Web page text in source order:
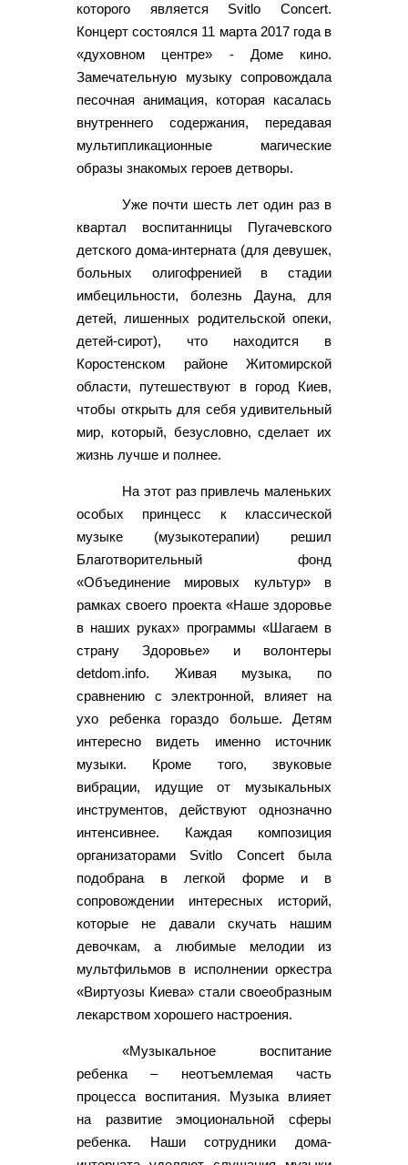
которого является Svitlo Concert.
Концерт состоялся 11 марта 2017 года в
«духовном центре» - Доме кино.
Замечательную музыку сопровождала
песочная анимация, которая касалась
внутреннего содержания, передавая
мультипликационные магические
образы знакомых героев детворы.
Уже почти шесть лет один раз в
квартал воспитанницы Пугачевского
детского дома-интерната (для девушек,
больных олигофренией в стадии
имбецильности, болезнь Дауна, для
детей, лишенных родительской опеки,
детей-сирот), что находится в
Коростенском районе Житомирской
области, путешествуют в город Киев,
чтобы открыть для себя удивительный
мир, который, безусловно, сделает их
жизнь лучше и полнее.
На этот раз привлечь маленьких
особых принцесс к классической
музыке (музыкотерапии) решил
Благотворительный фонд
«Объединение мировых культур» в
рамках своего проекта «Наше здоровье
в наших руках» программы «Шагаем в
страну Здоровье» и волонтеры
detdom.info. Живая музыка, по
сравнению с электронной, влияет на
ухо ребенка гораздо больше. Детям
интересно видеть именно источник
музыки. Кроме того, звуковые
вибрации, идущие от музыкальных
инструментов, действуют однозначно
интенсивнее. Каждая композиция
организаторами Svitlo Concert была
подобрана в легкой форме и в
сопровождении интересных историй,
которые не давали скучать нашим
девочкам, а любимые мелодии из
мультфильмов в исполнении оркестра
«Виртуозы Киева» стали своеобразным
лекарством хорошего настроения.
«Музыкальное воспитание
ребенка – неотъемлемая часть
процесса воспитания. Музыка влияет
на развитие эмоциональной сферы
ребенка. Наши сотрудники дома-